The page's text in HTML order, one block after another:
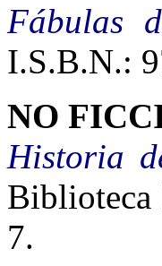
Fábulas
I.S.B.N.:
NO
Historia
Biblioteca
7.